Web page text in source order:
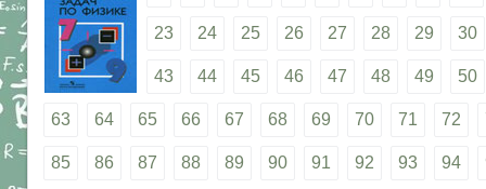
23 24 25 26 27 28 29 30
43 44 45 46 47 48 49 50
63 64 65 66 67 68 69 70 71 72
85 86 87 88 89 90 91 92 93 94